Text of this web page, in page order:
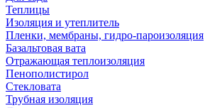
Теплицы
Изоляция и утеплитель
Пленки, мембраны, гидро-пароизоляция
Базальтовая вата
Отражающая теплоизоляция
Пенополистирол
Стекловата
Трубная изоляция